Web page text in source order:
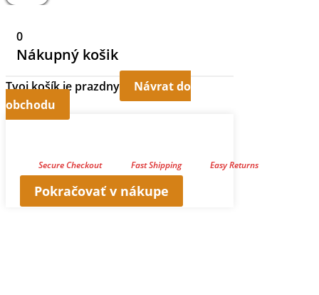
0
Nákupný košik
Tvoj košík je prazdny
Návrat do
obchodu
Secure Checkout Fast Shipping Easy Returns
Pokračovať v nákupe